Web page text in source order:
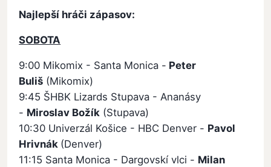
Najlepší hráči zápasov:
SOBOTA
9:00 Mikomix - Santa Monica - Peter
Buliš (Mikomix)
9:45 ŠHBK Lizards Stupava - Ananásy
- Miroslav Božík (Stupava)
10:30 Univerzál Košice - HBC Denver - Pavol
Hrivnák (Denver)
11:15 Santa Monica - Dargovskí vlci - Milan